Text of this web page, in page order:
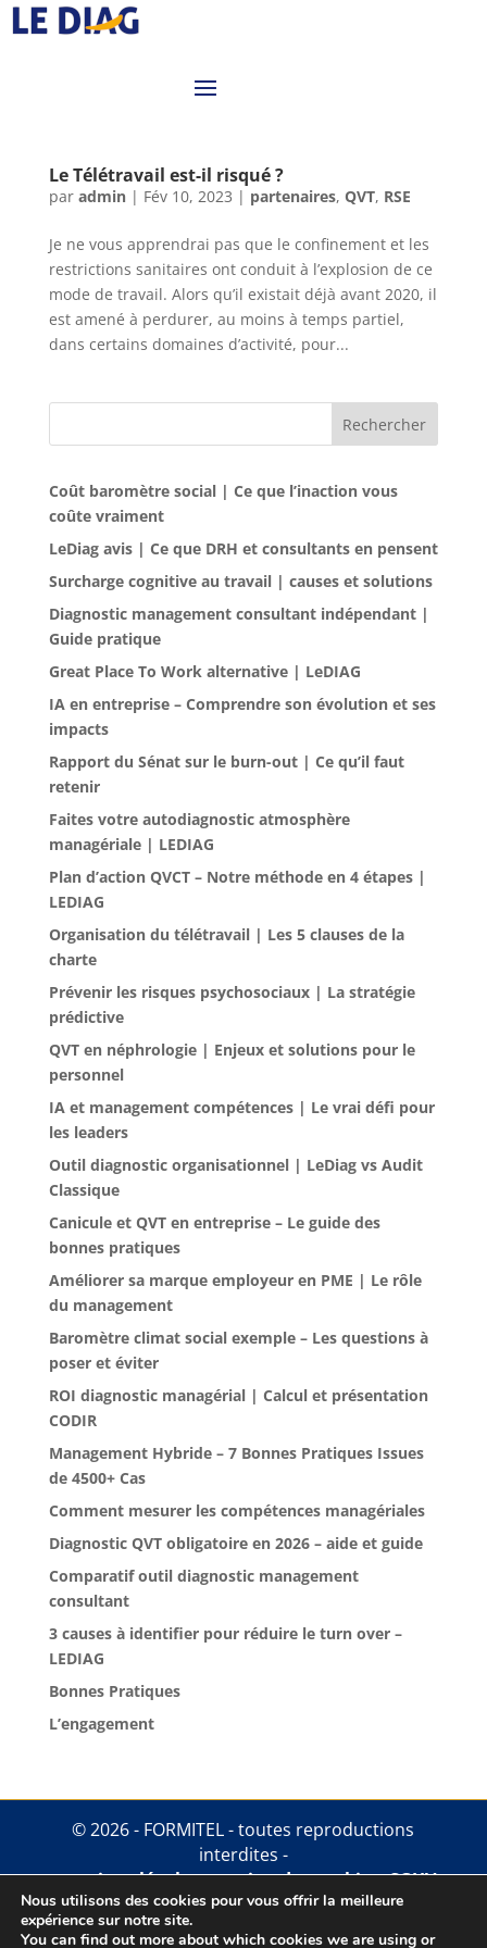
Le Télétravail est-il risqué ?
par admin| Fév 10, 2023 | partenaires, QVT, RSE
Je ne vous apprendrai pas que le confinement et les
restrictions sanitaires ont conduit à l’explosion de ce
mode de travail. Alors qu’il existait déjà avant 2020, il
est amené à perdurer, au moins à temps partiel,
dans certains domaines d’activité, pour...
Rechercher
Coût baromètre social | Ce que l’inaction vous
coûte vraiment
LeDiag avis | Ce que DRH et consultants en pensent
Surcharge cognitive au travail | causes et solutions
Diagnostic management consultant indépendant |
Guide pratique
Great Place To Work alternative | LeDIAG
IA en entreprise – Comprendre son évolution et ses
impacts
Rapport du Sénat sur le burn-out | Ce qu’il faut
retenir
Faites votre autodiagnostic atmosphère
managériale | LEDIAG
Plan d’action QVCT – Notre méthode en 4 étapes |
LEDIAG
Organisation du télétravail | Les 5 clauses de la
charte
Prévenir les risques psychosociaux | La stratégie
prédictive
QVT en néphrologie | Enjeux et solutions pour le
personnel
IA et management compétences | Le vrai défi pour
les leaders
Outil diagnostic organisationnel | LeDiag vs Audit
Classique
Canicule et QVT en entreprise – Le guide des
bonnes pratiques
Améliorer sa marque employeur en PME | Le rôle
du management
Baromètre climat social exemple – Les questions à
poser et éviter
ROI diagnostic managérial | Calcul et présentation
CODIR
Management Hybride – 7 Bonnes Pratiques Issues
de 4500+ Cas
Comment mesurer les compétences managériales
Diagnostic QVT obligatoire en 2026 – aide et guide
Comparatif outil diagnostic management
consultant
3 causes à identifier pour réduire le turn over –
LEDIAG
Bonnes Pratiques
L’engagement
© 2026 - FORMITEL - toutes reproductions
interdites -
mentions légales.gestion des cookies.CGUV
Nous utilisons des cookies pour vous offrir la meilleure
expérience sur notre site.
You can find out more about which cookies we are using or